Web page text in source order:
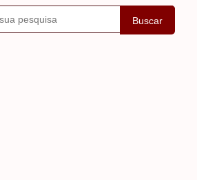
Buscar